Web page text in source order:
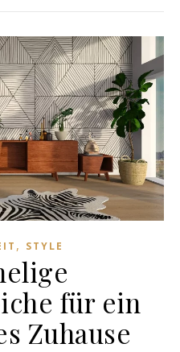
, STYLE
für ein
Zuhause